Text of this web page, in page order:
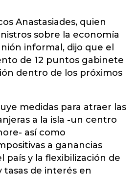
Anastasiades, quien
sobre la economía
informal, dijo que el
de 12 puntos gabinete
dentro de los próximos
medidas para atraer las
a la isla -un centro
así como
a ganancias
país y la flexibilización de
tasas de interés en